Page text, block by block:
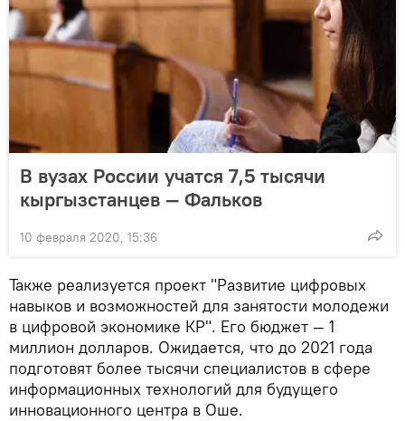
В вузах России учатся 7,5 тысячи
кыргызстанцев — Фальков
10 февраля 2020, 15:36
Также реализуется проект "Развитие цифровых
навыков и возможностей для занятости молодежи
в цифровой экономике КР". Его бюджет — 1
миллион долларов. Ожидается, что до 2021 года
подготовят более тысячи специалистов в сфере
информационных технологий для будущего
инновационного центра в Оше.